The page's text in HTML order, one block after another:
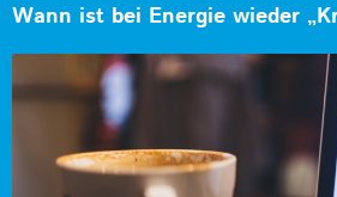
Wann ist bei Energie wieder